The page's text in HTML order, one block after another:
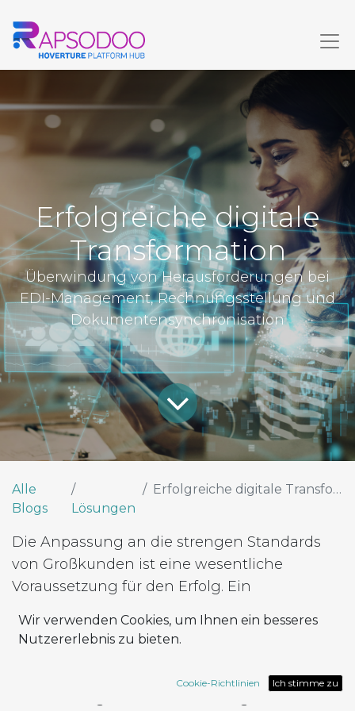
Erfolgreiche digitale
Transformation
Überwindung von Herausforderungen bei
EDI-Management, Rechnungsstellung und
Dokumentensynchronisation
Alle
Blogs
Lösungen
Erfolgreiche digitale Transformation
Die Anpassung an die strengen Standards
von Großkunden ist eine wesentliche
Voraussetzung für den Erfolg. Ein
Herausforderung, als es mit einer
zusammenarbeitete, die erhebliche
Wir verwenden Cookies, um Ihnen ein besseres
Nutzererlebnis zu bieten.
Cookie-Richtlinien Ich stimme zu